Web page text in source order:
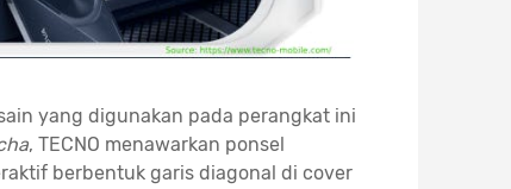
yang digunakan pada perangkat ini
, TECNO menawarkan ponsel
berbentuk garis diagonal di cover